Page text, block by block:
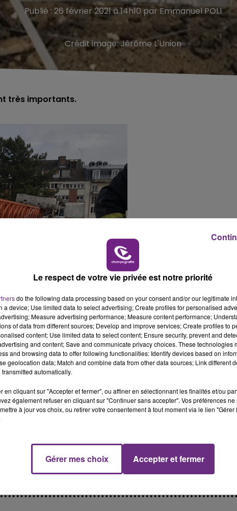
LE WEEK-END CHAMPAGNE FM
Publié : 26 février 2021 à 14h10 par Emmanuel POLI
Crédit image:Jérôme L'Union
très importants.
d'une grue vers 11h ce vendredi matin à Sézanne
et pris en charge en urgence absolue.
place.
et des véhicules.
FM BEST OF
Le respect de votre vie privée est notre priorité
do the following data processing based on your consent and/or our legitimate
a device; Use limited data to select advertising; Create profiles for personalised
Measure advertising performance; Measure content performance;
of data from different sources; Develop and improve services; Create profiles to
content; Use limited data to select content; Ensure security, prevent and
and content; Save and communicate privacy choices. These technologies
and browsing data to offer following functionalities: Identify devices based on
geolocation data; Match and combine data from other data sources; Link different
automatically.
en cliquant sur "Accepter et fermer", ou affiner en sélectionnant les finalités et/ou
également refuser en cliquant sur "Continuer sans accepter". Vos préférences
à jour vos choix, ou retirer votre consentement à tout moment via le lien
Gérer mes choix Accepter et fermer